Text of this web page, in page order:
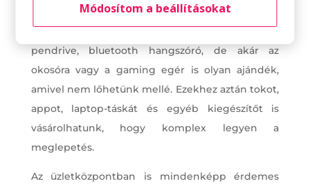
igazán praktikus ajándékok lehetnek, ha férfinak
vásárolunk. Telefonok, fülhallgatók, laptopok,
pendrive, bluetooth hangszóró, de akár az
okosóra vagy a gaming egér is olyan ajándék,
amivel nem lőhetünk mellé. Ezekhez aztán tokot,
appot, laptop-táskát és egyéb kiegészítőt is
vásárolhatunk, hogy komplex legyen a
meglepetés.
Az üzletközpontban is mindenképp érdemes
Módosítom a beállításokat